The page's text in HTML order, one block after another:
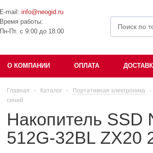
E-mail: info@neogid.ru
Время работы:
Пн-Пт. с 9:00 до 18:00
О КОМПАНИИ ОПЛАТА
Главная - Каталог - Портативная электроника -
синий
Накопитель SSD
512G-32BL ZX20